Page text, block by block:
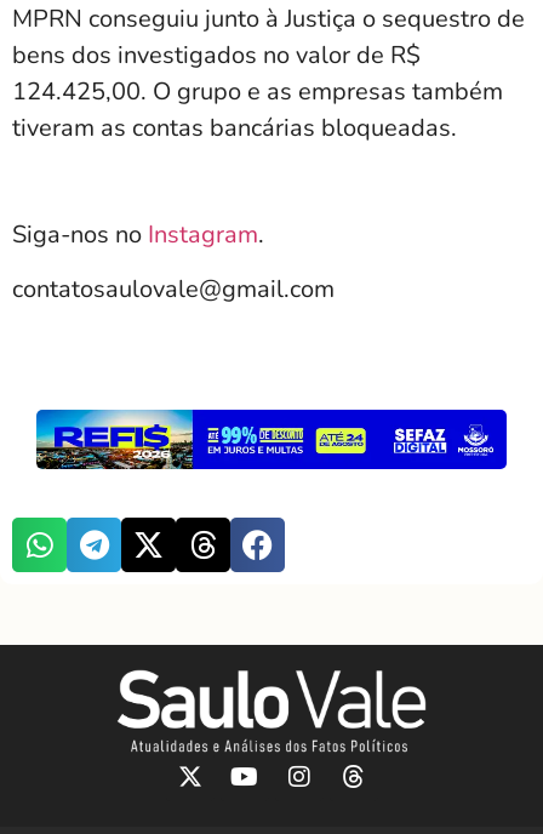
MPRN conseguiu junto à Justiça o sequestro de
bens dos investigados no valor de R$
124.425,00. O grupo e as empresas também
tiveram as contas bancárias bloqueadas.
Siga-nos no Instagram.
contatosaulovale@gmail.com